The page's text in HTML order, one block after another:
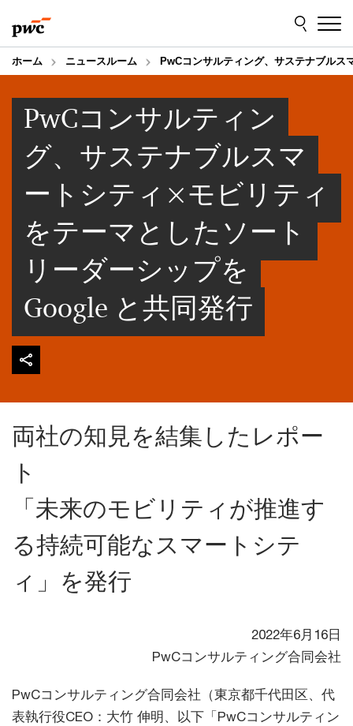
to
content
to
footer
ホーム ニュースルーム PwCコンサルティング、サステナブル
PwCコンサルティン
グ、サステナブルスマ
ートシティ×モビリティ
をテーマとしたソート
リーダーシップを
Google と共同発行
両社の知見を結集したレポー
ト
「未来のモビリティが推進す
る持続可能なスマートシテ
ィ」を発行
2022年6月16日
PwCコンサルティング合同会社
PwCコンサルティング合同会社（東京都千代田区、代
表執行役CEO：大竹 伸明、以下「PwCコンサルティン